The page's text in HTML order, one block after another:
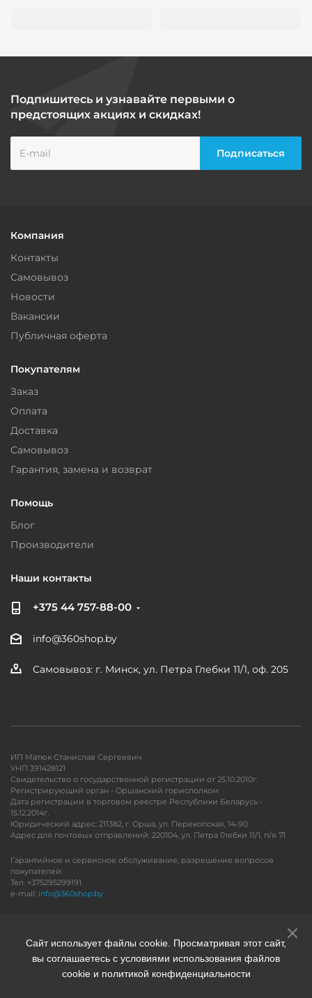
Подпишитесь и узнавайте первыми о
предстоящих акциях и скидках!
Компания
Контакты
Самовывоз
Новости
Вакансии
Публичная оферта
Покупателям
Заказ
Оплата
Доставка
Самовывоз
Гарантия, замена и возврат
Помощь
Блог
Производители
Наши контакты
+375 44 757-88-00
info@360shop.by
Самовывоз: г. Минск, ул. Петра Глебки 11/1, оф. 205
ИП Матюк Станислав Сергеевич
УНП 391428121
Свидетельство о государственной регистрации от 25.10.2010г.
Регистрирующий орган - Оршанский горисполком
Дата регистрации в торговом реестре Республики Беларусь -
15.12.2014г.
Юридический адрес: 211382, г. Орша, ул. Перекопская, 14-90
Адрес для почтовых отправлений: 220104, ул. Петра Глебки 11/1, п/я 71
Гарантийное и сервисное обслуживание, разрешение вопросов
покупателей:
Тел. +375295299191
e-mail: info@360shop.by
Сайт использует файлы cookie. Просматривая этот сайт,
вы соглашаетесь с условиями использования файлов
cookie и политикой конфиденциальности